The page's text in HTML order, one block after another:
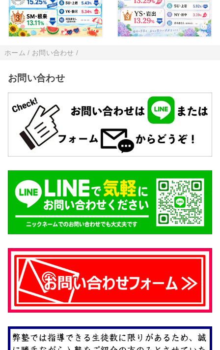
ホーム / お問い合わせ /
お問い合わせ